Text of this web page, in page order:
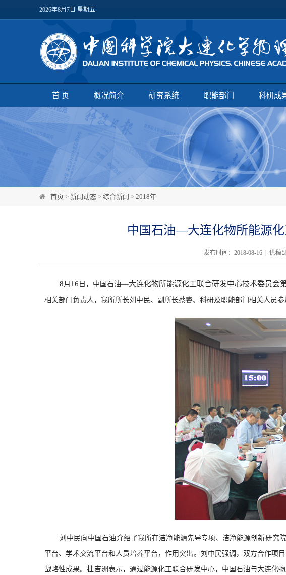
2026年8月7日 星期五
首 页 概况简介 研究系统 职能部门 科研成
首页 > 新闻动态 > 综合新闻 > 2018年
中国石油—大连化物所能源
发布时间：2018-08-16 | 供稿
8月 16 日，中国石油—大连化物所能源化工联合研发中心技术委员会
相关部门负责人，我所所长刘中民、副所长蔡睿、 科研及职能部门相关人员参
刘中民向中国石油介绍了我所在洁净能源先导专项、洁净能源创新研究
平台、学术交流平台和人员培养平台，作用突出。 刘中民强调， 双方合作项
战略性成果。杜吉洲表示，通过能源化工联合研发中心，中国石油与大连化